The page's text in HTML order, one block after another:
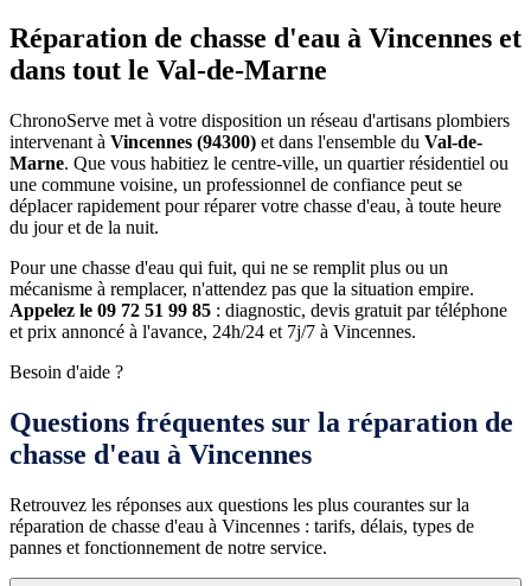
Réparation de chasse d'eau à Vincennes et
dans tout le Val-de-Marne
ChronoServe met à votre disposition un réseau d'artisans plombiers
intervenant à Vincennes (94300) et dans l'ensemble du Val-de-
Marne. Que vous habitiez le centre-ville, un quartier résidentiel ou
une commune voisine, un professionnel de confiance peut se
déplacer rapidement pour réparer votre chasse d'eau, à toute heure
du jour et de la nuit.
Pour une chasse d'eau qui fuit, qui ne se remplit plus ou un
mécanisme à remplacer, n'attendez pas que la situation empire.
Appelez le 09 72 51 99 85 : diagnostic, devis gratuit par téléphone
et prix annoncé à l'avance, 24h/24 et 7j/7 à Vincennes.
Besoin d'aide ?
Questions fréquentes sur la réparation de
chasse d'eau à Vincennes
Retrouvez les réponses aux questions les plus courantes sur la
réparation de chasse d'eau à Vincennes : tarifs, délais, types de
pannes et fonctionnement de notre service.